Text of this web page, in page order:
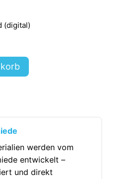
(digital)
werden vom
entwickelt –
und direkt